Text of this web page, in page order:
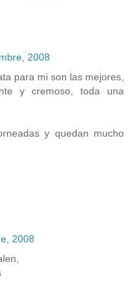
2008
para mi son las mejores,
y cremoso, toda una
y quedan mucho
2008